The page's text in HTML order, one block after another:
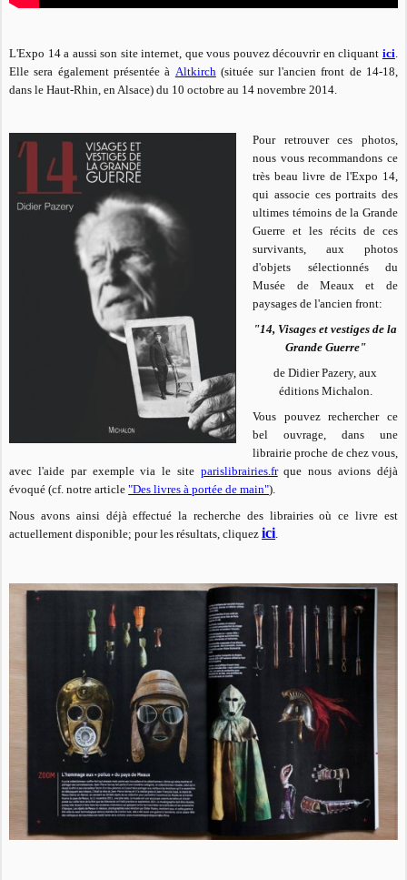
L'Expo 14 a aussi son site internet, que vous pouvez découvrir en cliquant ici
Elle sera également présentée à Altkirch (située sur l'ancien front de 14-18,
dans le Haut-Rhin, en Alsace) du 10 octobre au 14 novembre 2014.
Pour retrouver ces photos,
nous vous recommandons ce
très beau livre de l'Expo 14,
qui associe ces portraits des
ultimes témoins de la Grande
Guerre et les récits de ces
survivants, aux photos
d'objets sélectionnés du
Musée de Meaux et de
paysages de l'ancien front:
"14, Visages et vestiges de la
Grande Guerre"
de Didier Pazery, aux
éditions Michalon.
Vous pouvez rechercher ce
bel ouvrage, dans une
librairie proche de chez vous,
avec l'aide par exemple via le site parislibrairies.frque nous avions déjà
évoqué (cf. notre article"Des livres à portée de main").
Nous avons ainsi déjà effectué la recherche des librairies où ce livre est
actuellement disponible; pour les résultats, cliquezici